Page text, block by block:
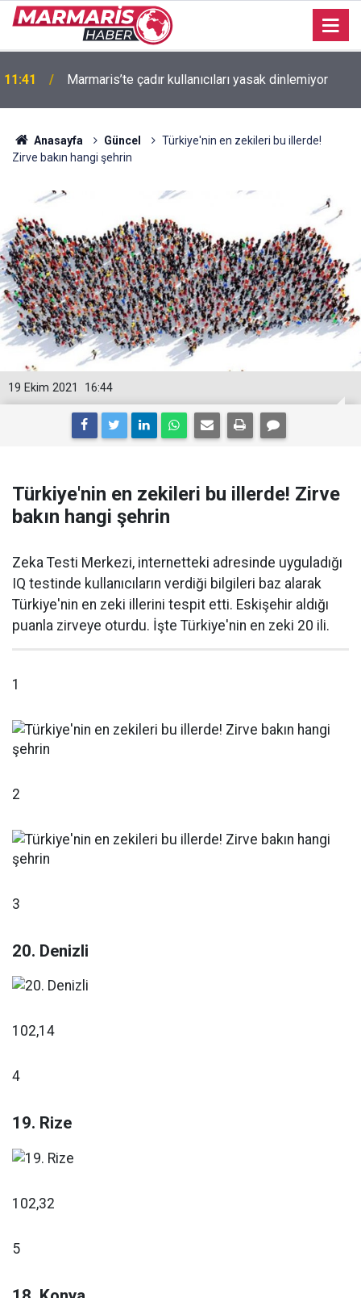
11:41 Marmaris’te çadır kullanıcıları yasak dinlemiyor
Anasayfa Güncel
Türkiye'nin en zekileri bu illerde!
Zirve bakın hangi şehrin
16:44
19 Ekim 2021
Türkiye'nin en zekileri bu illerde! Zirve
bakın hangi şehrin
Zeka Testi Merkezi, internetteki adresinde uyguladığı
IQ testinde kullanıcıların verdiği bilgileri baz alarak
Türkiye'nin en zeki illerini tespit etti. Eskişehir aldığı
puanla zirveye oturdu. İşte Türkiye'nin en zeki 20 ili.
1
2
3
20. Denizli
102,14
4
19. Rize
102,32
5